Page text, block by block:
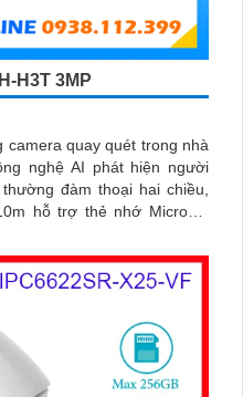
H3T 3MP
camera quay quét trong nhà
nghệ AI phát hiện người
đàm thoại hai chiều,
hỗ trợ thẻ nhớ MicroSD